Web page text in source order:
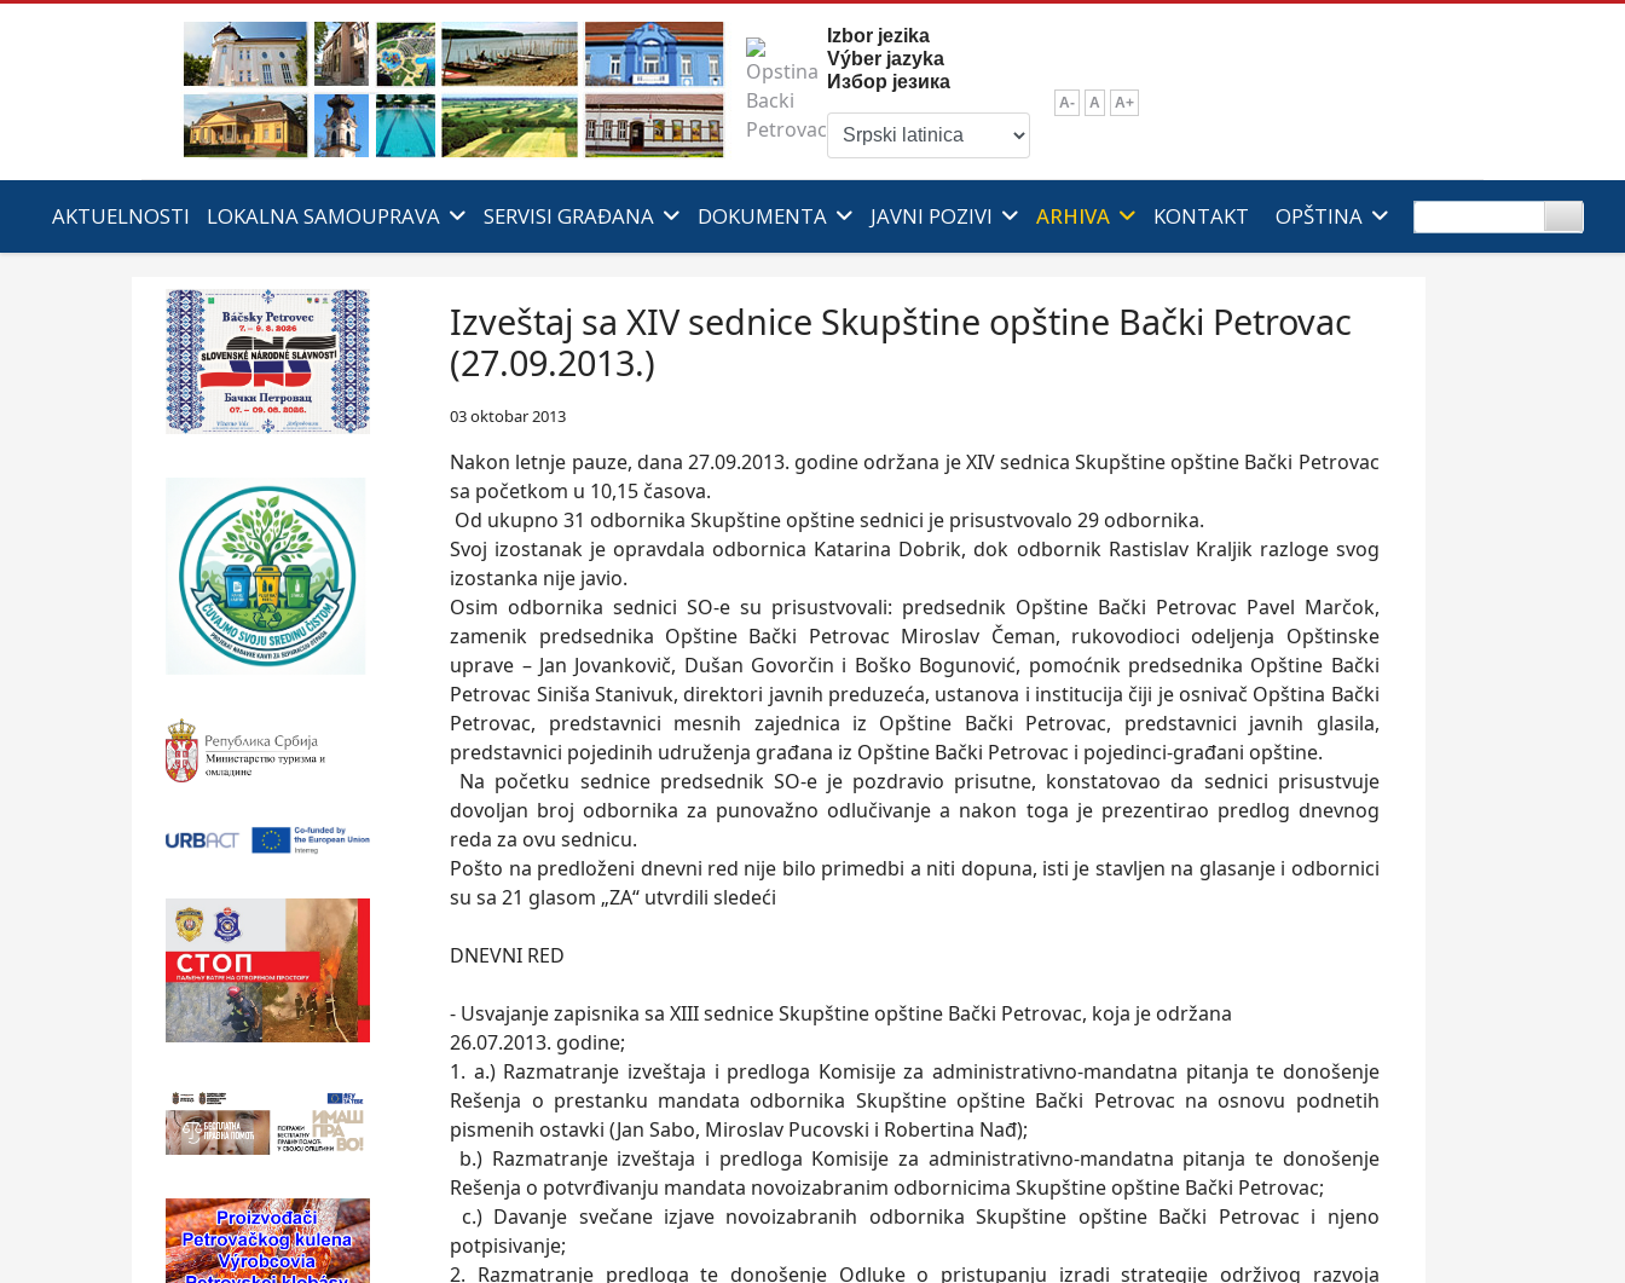
Izbor jezika
Výber jazyka
Избор језика
A- A A+
AKTUELNOSTI LOKALNA SAMOUPRAVA SERVISI GRAĐANA DOKUMENTA JAVNI POZIVI ARHIVA KONTAKT OPŠTINA
Izveštaj sa XIV sednice Skupštine opštine Bački Petrovac
(27.09.2013.)
03 oktobar 2013
Nakon letnje pauze, dana 27.09.2013. godine održana je XIV sednica Skupštine opštine Bački Petrovac
sa početkom u 10,15 časova.
Od ukupno 31 odbornika Skupštine opštine sednici je prisustvovalo 29 odbornika.
Svoj izostanak je opravdala odbornica Katarina Dobrik, dok odbornik Rastislav Kraljik razloge svog
izostanka nije javio.
Osim odbornika sednici SO-e su prisustvovali: predsednik Opštine Bački Petrovac Pavel Marčok,
zamenik predsednika Opštine Bački Petrovac Miroslav Čeman, rukovodioci odeljenja Opštinske
uprave – Jan Jovankovič, Dušan Govorčin i Boško Bogunović, pomoćnik predsednika Opštine Bački
Petrovac Siniša Stanivuk, direktori javnih preduzeća, ustanova i institucija čiji je osnivač Opština Bački
Petrovac, predstavnici mesnih zajednica iz Opštine Bački Petrovac, predstavnici javnih glasila,
predstavnici pojedinih udruženja građana iz Opštine Bački Petrovac i pojedinci-građani opštine.
Na početku sednice predsednik SO-e je pozdravio prisutne, konstatovao da sednici prisustvuje
dovoljan broj odbornika za punovažno odlučivanje a nakon toga je prezentirao predlog dnevnog
reda za ovu sednicu.
Pošto na predloženi dnevni red nije bilo primedbi a niti dopuna, isti je stavljen na glasanje i odbornici
su sa 21 glasom „ZA“ utvrdili sledeći
DNEVNI RED
- Usvajanje zapisnika sa XIII sednice Skupštine opštine Bački Petrovac, koja je održana
26.07.2013. godine;
1. a.) Razmatranje izveštaja i predloga Komisije za administrativno-mandatna pitanja te donošenje
Rešenja o prestanku mandata odbornika Skupštine opštine Bački Petrovac na osnovu podnetih
pismenih ostavki (Jan Sabo, Miroslav Pucovski i Robertina Nađ);
b.) Razmatranje izveštaja i predloga Komisije za administrativno-mandatna pitanja te donošenje
Rešenja o potvrđivanju mandata novoizabranim odbornicima Skupštine opštine Bački Petrovac;
c.) Davanje svečane izjave novoizabranih odbornika Skupštine opštine Bački Petrovac i njeno
potpisivanje;
2. Razmatranje predloga te donošenje Odluke o pristupanju izradi strategije održivog razvoja